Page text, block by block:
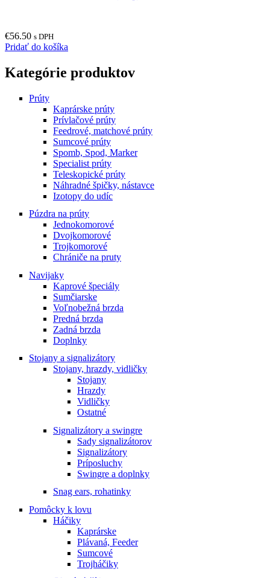
€56.50 s DPH
Pridať do košíka
Kategórie produktov
Prúty
Kaprárske prúty
Prívlačové prúty
Feedrové, matchové prúty
Sumcové prúty
Spomb, Spod, Marker
Specialist prúty
Teleskopické prúty
Náhradné špičky, nástavce
Izotopy do udíc
Púzdra na prúty
Jednokomorové
Dvojkomorové
Trojkomorové
Chrániče na pruty
Navijaky
Kaprové špeciály
Sumčiarske
Voľnobežná brzda
Predná brzda
Zadná brzda
Doplnky
Stojany a signalizátory
Stojany, hrazdy, vidličky
Stojany
Hrazdy
Vidličky
Ostatné
Signalizátory a swingre
Sady signalizátorov
Signalizátory
Príposluchy
Swingre a doplnky
Snag ears, rohatinky
Pomôcky k lovu
Háčiky
Kaprárske
Plávaná, Feeder
Sumcové
Trojháčiky